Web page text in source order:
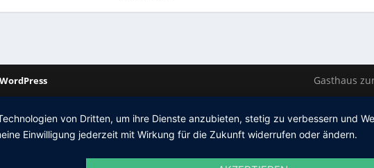
WordPress Gasthaus
von Dritten, um ihre Dienste anzubieten, stetig zu verbessern und
Einwilligung jederzeit mit Wirkung für die Zukunft widerrufen oder ändern.